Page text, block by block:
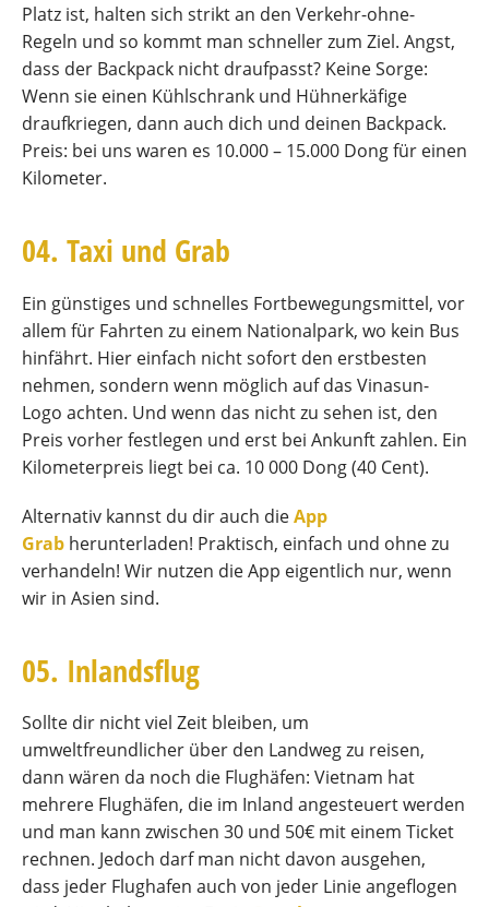
Platz ist, halten sich strikt an den Verkehr-ohne-
Regeln und so kommt man schneller zum Ziel. Angst,
dass der Backpack nicht draufpasst? Keine Sorge:
Wenn sie einen Kühlschrank und Hühnerkäfige
draufkriegen, dann auch dich und deinen Backpack.
Preis: bei uns waren es 10.000 – 15.000 Dong für einen
Kilometer.
04. Taxi und Grab
Ein günstiges und schnelles Fortbewegungsmittel, vor
allem für Fahrten zu einem Nationalpark, wo kein Bus
hinfährt. Hier einfach nicht sofort den erstbesten
nehmen, sondern wenn möglich auf das Vinasun-
Logo achten. Und wenn das nicht zu sehen ist, den
Preis vorher festlegen und erst bei Ankunft zahlen. Ein
Kilometerpreis liegt bei ca. 10 000 Dong (40 Cent).
Alternativ kannst du dir auch dieApp
Grab herunterladen! Praktisch, einfach und ohne zu
verhandeln! Wir nutzen die App eigentlich nur, wenn
wir in Asien sind.
05. Inlandsflug
Sollte dir nicht viel Zeit bleiben, um
umweltfreundlicher über den Landweg zu reisen,
dann wären da noch die Flughäfen: Vietnam hat
mehrere Flughäfen, die im Inland angesteuert werden
und man kann zwischen 30 und 50€ mit einem Ticket
rechnen. Jedoch darf man nicht davon ausgehen,
dass jeder Flughafen auch von jeder Linie angeflogen